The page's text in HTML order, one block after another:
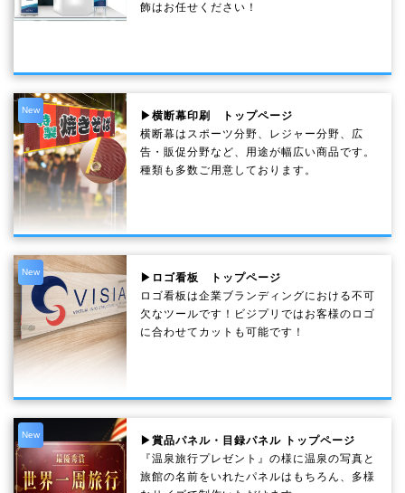
飾はお任せください！
New
▶横断幕印刷 トップページ
横断幕はスポーツ分野、レジャー分野、広
告・販促分野など、用途が幅広い商品です。
種類も多数ご用意しております。
New
▶ロゴ看板 トップページ
ロゴ看板は企業ブランディングにおける不可
欠なツールです！ビジプリではお客様のロゴ
に合わせてカットも可能です！
New
▶賞品パネル・目録パネル トップページ
『温泉旅行プレゼント』の様に温泉の写真と
旅館の名前をいれたパネルはもちろん、多様